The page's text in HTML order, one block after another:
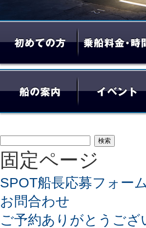
検
索:
固定ページ
SPOT船長応募フォーム
お問合わせ
ご予約ありがとうござ